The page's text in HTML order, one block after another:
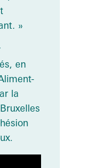
»
en
la